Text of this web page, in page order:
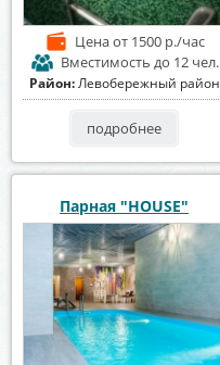
Ценаот 1500 р./час
Вместимость до 12 чел.
Район:Левобережный район
подробнее
Парная "HOUSE"